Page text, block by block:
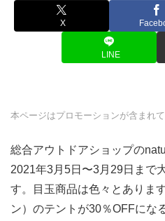
X
LINE
本ページはプロモーションが含まれ
総合アウトドアショップの
2021年3月5日〜3月29日まで
す。目玉商品は色々とありま
ン）のテントが30％OFFにな